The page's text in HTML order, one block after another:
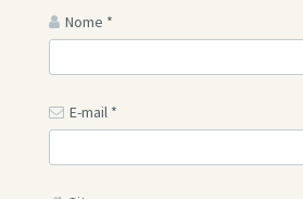
Nome *
E-mail *